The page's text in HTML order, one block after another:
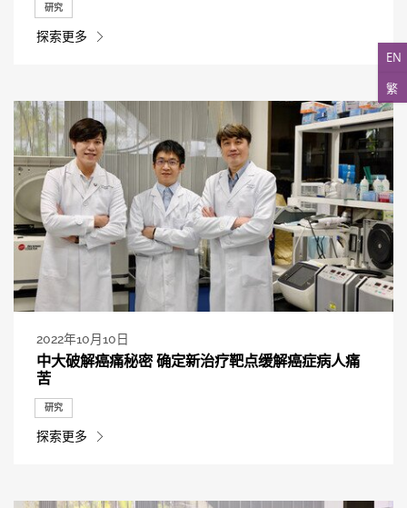
EN
繁
研究
探索更多
2022年10月10日
中大破解癌痛秘密 确定新治疗靶点缓解癌症病人痛
苦
研究
探索更多